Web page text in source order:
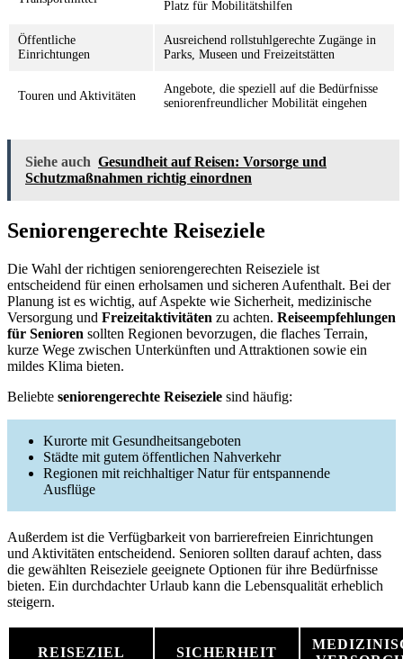
Platz für Mobilitätshilfen
Öffentliche
Einrichtungen
Ausreichend rollstuhlgerechte Zugänge in
Parks, Museen und Freizeitstätten
Touren und Aktivitäten
Angebote, die speziell auf die Bedürfnisse
seniorenfreundlicher Mobilität eingehen
Siehe auch Gesundheit auf Reisen: Vorsorge und
Schutzmaßnahmen richtig einordnen
Seniorengerechte Reiseziele
Die Wahl der richtigen seniorengerechten Reiseziele ist
entscheidend für einen erholsamen und sicheren Aufenthalt. Bei der
Planung ist es wichtig, auf Aspekte wie Sicherheit, medizinische
Versorgung und Freizeitaktivitäten zu achten. Reiseempfehlungen
für Senioren sollten Regionen bevorzugen, die flaches Terrain,
kurze Wege zwischen Unterkünften und Attraktionen sowie ein
mildes Klima bieten.
Beliebte seniorengerechte Reiseziele sind häufig:
Kurorte mit Gesundheitsangeboten
Städte mit gutem öffentlichen Nahverkehr
Regionen mit reichhaltiger Natur für entspannende
Ausflüge
Außerdem ist die Verfügbarkeit von barrierefreien Einrichtungen
und Aktivitäten entscheidend. Senioren sollten darauf achten, dass
die gewählten Reiseziele geeignete Optionen für ihre Bedürfnisse
bieten. Ein durchdachter Urlaub kann die Lebensqualität erheblich
steigern.
REISEZIEL SICHERHEIT